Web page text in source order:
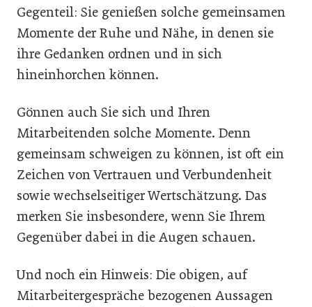
Gegenteil: Sie genießen solche gemeinsamen
Momente der Ruhe und Nähe, in denen sie
ihre Gedanken ordnen und in sich
hineinhorchen können.
Gönnen auch Sie sich und Ihren
Mitarbeitenden solche Momente. Denn
gemeinsam schweigen zu können, ist oft ein
Zeichen von Vertrauen und Verbundenheit
sowie wechselseitiger Wertschätzung. Das
merken Sie insbesondere, wenn Sie Ihrem
Gegenüber dabei in die Augen schauen.
Und noch ein Hinweis: Die obigen, auf
Mitarbeitergespräche bezogenen Aussagen